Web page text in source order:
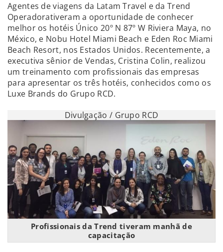
Agentes de viagens da Latam Travel e da Trend
Operadorativeram a oportunidade de conhecer
melhor os hotéis Único 20º N 87º W Riviera Maya, no
México, e Nobu Hotel Miami Beach e Eden Roc Miami
Beach Resort, nos Estados Unidos. Recentemente, a
executiva sênior de Vendas, Cristina Colin, realizou
um treinamento com profissionais das empresas
para apresentar os três hotéis, conhecidos como os
Luxe Brands do Grupo RCD.
Divulgação / Grupo RCD
Profissionais da Trend tiveram manhã de
capacitação